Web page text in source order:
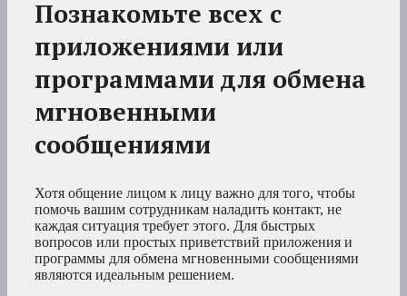
Познакомьте всех с
приложениями или
программами для обмена
мгновенными
сообщениями
Хотя общение лицом к лицу важно для того, чтобы
помочь вашим сотрудникам наладить контакт, не
каждая ситуация требует этого. Для быстрых
вопросов или простых приветствий приложения и
программы для обмена мгновенными сообщениями
являются идеальным решением.